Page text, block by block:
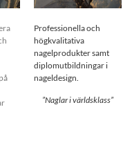
Professionella och
högkvalitativa
nagelprodukter samt
diplomutbildningar i
nageldesign.
”Naglar i världsklass”